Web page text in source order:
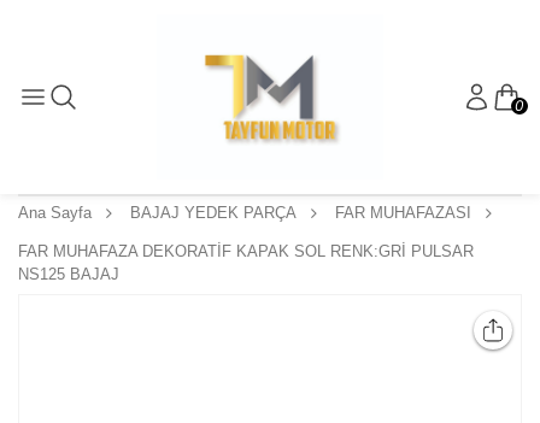
0
Ana Sayfa BAJAJ YEDEK PARÇA FAR MUHAFAZASI
FAR MUHAFAZA DEKORATİF KAPAK SOL RENK:GRİ PULSAR
NS125 BAJAJ